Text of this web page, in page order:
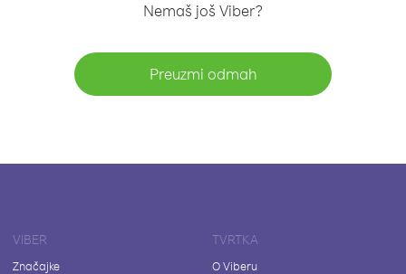
Nemaš još Viber?
Preuzmi odmah
VIBER
Značajke
TVRTKA
O Viberu